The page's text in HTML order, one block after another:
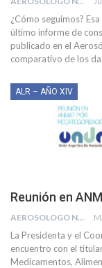
¿Cómo seguimos?
último informe de
publicado en el
comparativo de los
ALR – AÑO XIV
Reunión en
AEROSOLOGO NEWS
La Presidenta y el
encuentro con el
Medicamentos,